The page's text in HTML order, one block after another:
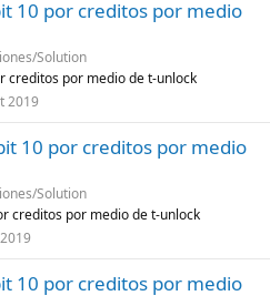
10 por creditos por medio
Solution
creditos por medio de t-unlock
2019
10 por creditos por medio
Solution
creditos por medio de t-unlock
10 por creditos por medio